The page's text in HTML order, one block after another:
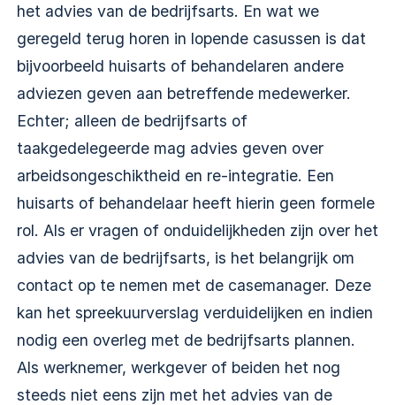
het advies van de bedrijfsarts. En wat we
geregeld terug horen in lopende casussen is dat
bijvoorbeeld huisarts of behandelaren andere
adviezen geven aan betreffende medewerker.
Echter; alleen de bedrijfsarts of
taakgedelegeerde mag advies geven over
arbeidsongeschiktheid en re-integratie. Een
huisarts of behandelaar heeft hierin geen formele
rol. Als er vragen of onduidelijkheden zijn over het
advies van de bedrijfsarts, is het belangrijk om
contact op te nemen met de casemanager. Deze
kan het spreekuurverslag verduidelijken en indien
nodig een overleg met de bedrijfsarts plannen.
Als werknemer, werkgever of beiden het nog
steeds niet eens zijn met het advies van de